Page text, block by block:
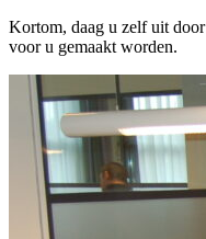
Kortom, daag u zelf uit
voor u gemaakt worden.